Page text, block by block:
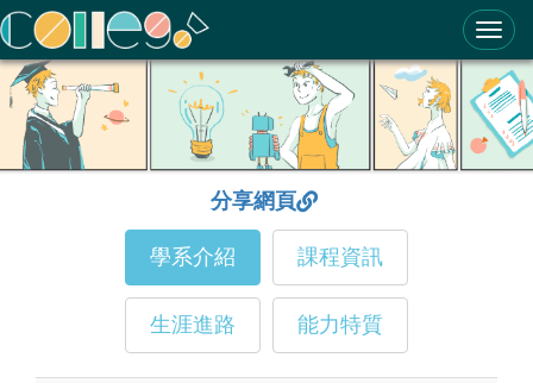
ColleGo! 大學選才與高中育才輔助系統
分享網頁
學系介紹 課程資訊
生涯進路 能力特質